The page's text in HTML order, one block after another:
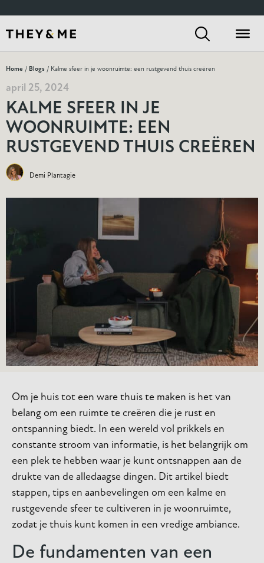
Home / Blogs / Kalme sfeer in je woonruimte: een rustgevend thuis creëren
april 25, 2024
KALME SFEER IN JE
WOONRUIMTE: EEN
RUSTGEVEND THUIS CREËREN
Demi Plantagie
Om je huis tot een ware thuis te maken is het van
belang om een ruimte te creëren die je rust en
ontspanning biedt. In een wereld vol prikkels en
constante stroom van informatie, is het belangrijk om
een plek te hebben waar je kunt ontsnappen aan de
drukte van de alledaagse dingen. Dit artikel biedt
stappen, tips en aanbevelingen om een kalme en
rustgevende sfeer te cultiveren in je woonruimte,
zodat je thuis kunt komen in een vredige ambiance.
De fundamenten van een